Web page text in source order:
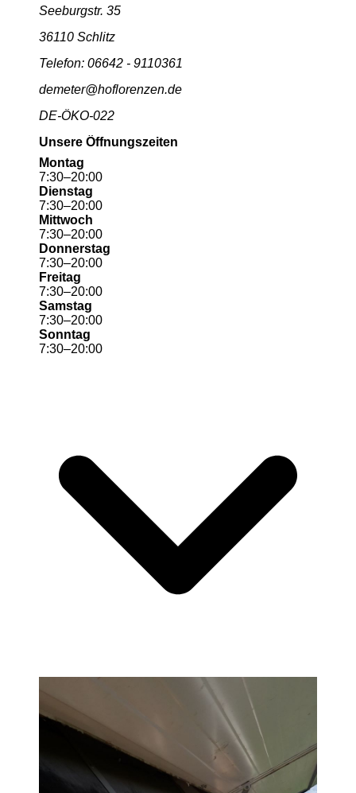
Seeburgstr. 35
36110 Schlitz
Telefon: 06642 - 9110361
demeter@hoflorenzen.de
DE-ÖKO-022
Unsere Öffnungszeiten
Montag
7:30–20:00
Dienstag
7:30–20:00
Mittwoch
7:30–20:00
Donnerstag
7:30–20:00
Freitag
7:30–20:00
Samstag
7:30–20:00
Sonntag
7:30–20:00